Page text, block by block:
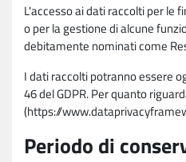
L'accesso ai dati raccolti per le
o per la gestione di alcune
debitamente nominati come
I dati raccolti potranno essere
46 del GDPR. Per quanto
(https://
Periodo di